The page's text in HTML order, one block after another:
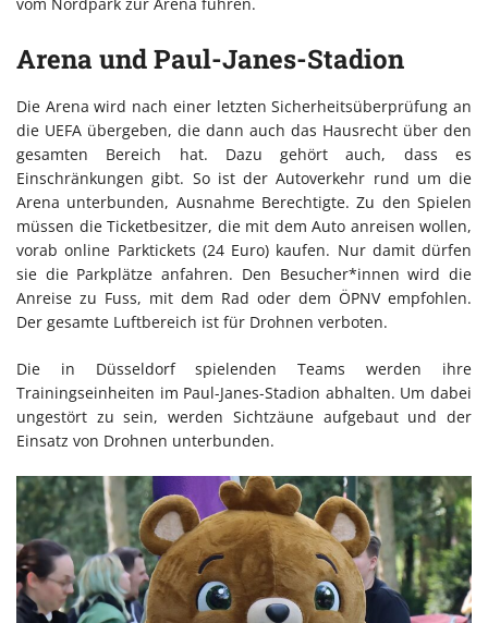
Arena und Paul-Janes-Stadion
Die Arena wird nach einer letzten Sicherheitsüberprüfung an
die UEFA übergeben, die dann auch das Hausrecht über den
gesamten Bereich hat. Dazu gehört auch, dass es
Einschränkungen gibt. So ist der Autoverkehr rund um die
Arena unterbunden, Ausnahme Berechtigte. Zu den Spielen
müssen die Ticketbesitzer, die mit dem Auto anreisen wollen,
vorab online Parktickets (24 Euro) kaufen. Nur damit dürfen
sie die Parkplätze anfahren. Den Besucher*innen wird die
Anreise zu Fuss, mit dem Rad oder dem ÖPNV empfohlen.
Der gesamte Luftbereich ist für Drohnen verboten.
Die in Düsseldorf spielenden Teams werden ihre
Trainingseinheiten im Paul-Janes-Stadion abhalten. Um dabei
ungestört zu sein, werden Sichtzäune aufgebaut und der
Einsatz von Drohnen unterbunden.